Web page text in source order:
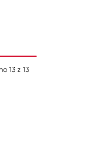
13 z 13